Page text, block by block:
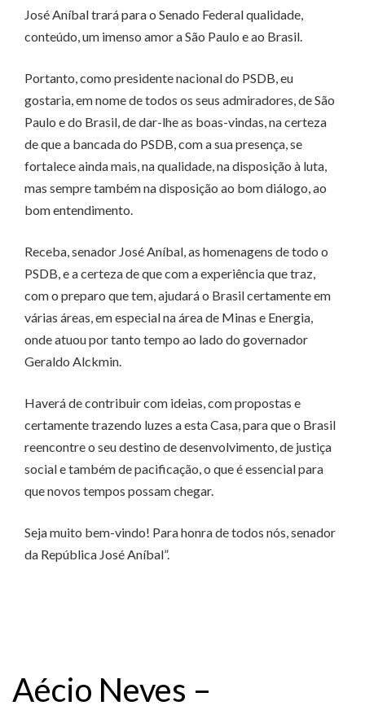
José Aníbal trará para o Senado Federal qualidade,
conteúdo, um imenso amor a São Paulo e ao Brasil.
Portanto, como presidente nacional do PSDB, eu
gostaria, em nome de todos os seus admiradores, de São
Paulo e do Brasil, de dar-lhe as boas-vindas, na certeza
de que a bancada do PSDB, com a sua presença, se
fortalece ainda mais, na qualidade, na disposição à luta,
mas sempre também na disposição ao bom diálogo, ao
bom entendimento.
Receba, senador José Aníbal, as homenagens de todo o
PSDB, e a certeza de que com a experiência que traz,
com o preparo que tem, ajudará o Brasil certamente em
várias áreas, em especial na área de Minas e Energia,
onde atuou por tanto tempo ao lado do governador
Geraldo Alckmin.
Haverá de contribuir com ideias, com propostas e
certamente trazendo luzes a esta Casa, para que o Brasil
reencontre o seu destino de desenvolvimento, de justiça
social e também de pacificação, o que é essencial para
que novos tempos possam chegar.
Seja muito bem-vindo! Para honra de todos nós, senador
da República José Aníbal”.
Aécio Neves –